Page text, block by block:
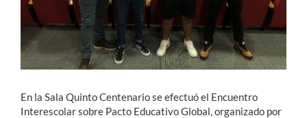
En la Sala Quinto Centenario se efectuó el Encuentro
Interescolar sobre Pacto Educativo Global, organizado por